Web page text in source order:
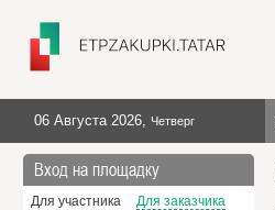
06 Августа 2026, Четверг
Вход на площадку
Для участника Для заказчика